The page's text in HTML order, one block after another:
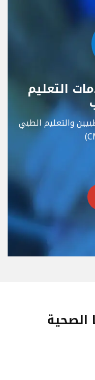
التعليم
والتعليم الطبي
الصحية